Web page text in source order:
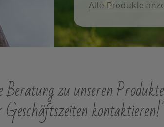
Alle Produkte
zu unseren
kontaktieren!"